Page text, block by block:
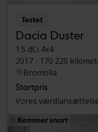
Testet
Dacia Duster
1.5 dCi 4x4
2017
170 220
Bromölla
Startpris
Vores
Kommer snart